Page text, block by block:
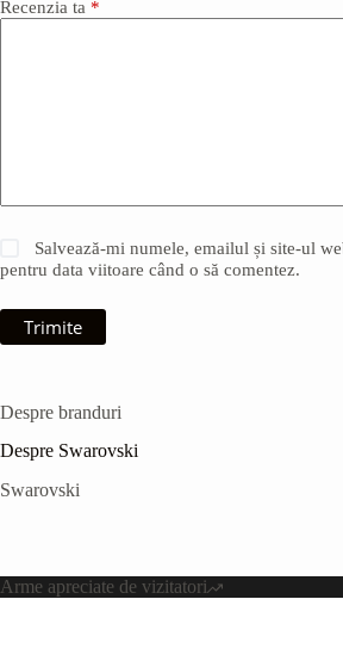
Recenzia ta *
Salvează-mi numele, emailul și site-ul
pentru data viitoare când o să comentez.
Trimite
Despre branduri
Despre Swarovski
Swarovski
Arme apreciate de vizitatori